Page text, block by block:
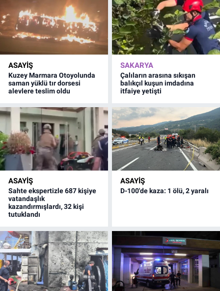
ASAYİŞ
Kuzey Marmara Otoyolunda
saman yüklü tır dorsesi
alevlere teslim oldu
SAKARYA
Çalıların arasına sıkışan
balıkçıl kuşun imdadına
itfaiye yetişti
ASAYİŞ
Sahte ekspertizle 687 kişiye
vatandaşlık
kazandırmışlardı, 32 kişi
tutuklandı
ASAYİŞ
D-100'de kaza: 1 ölü, 2 yaralı